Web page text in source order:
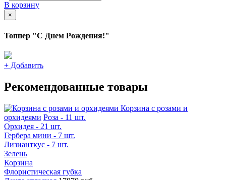
В корзину
×
Топпер "С Днем Рождения!"
+ Добавить
Рекомендованные товары
Корзина с розами и
орхидеями Роза - 11 шт.
Орхидея - 21 шт.
Гербера мини - 7 шт.
Лизианткус - 7 шт.
Зелень
Корзина
Флористическая губка